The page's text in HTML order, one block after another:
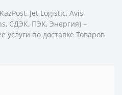
Jet Logistic, Avis
СДЭК, ПЭК, Энергия) –
по доставке Товаров